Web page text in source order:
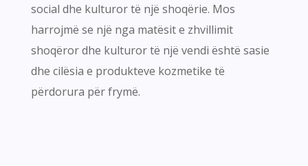
social dhe kulturor të një shoqërie. Mos
harrojmë se një nga matësit e zhvillimit
shoqëror dhe kulturor të një vendi është sasie
dhe cilësia e produkteve kozmetike të
përdorura për frymë.